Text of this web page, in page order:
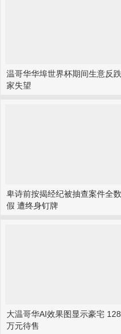
温哥华华埠世界杯期间生意反
家失望
卑诗前按揭经纪被抽查案件全
假 遭终身钉牌
大温哥华AI效果图显示豪宅
万元待售